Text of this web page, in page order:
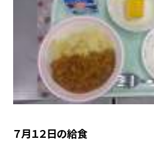
７月１２日の給食